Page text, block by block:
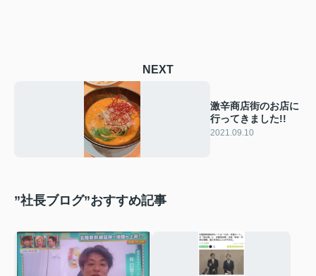
NEXT
激辛商店街のお店に
行ってきました!!
2021.09.10
”社長ブログ”おすすめ記事